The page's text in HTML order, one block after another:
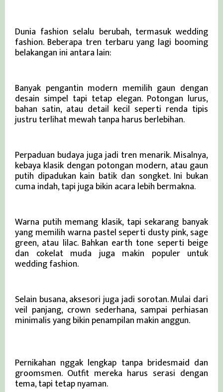
Dunia fashion selalu berubah, termasuk wedding
fashion. Beberapa tren terbaru yang lagi booming
belakangan ini antara lain:
Banyak pengantin modern memilih gaun dengan
desain simpel tapi tetap elegan. Potongan lurus,
bahan satin, atau detail kecil seperti renda tipis
justru terlihat mewah tanpa harus berlebihan.
Perpaduan budaya juga jadi tren menarik. Misalnya,
kebaya klasik dengan potongan modern, atau gaun
putih dipadukan kain batik dan songket. Ini bukan
cuma indah, tapi juga bikin acara lebih bermakna.
Warna putih memang klasik, tapi sekarang banyak
yang memilih warna pastel seperti dusty pink, sage
green, atau lilac. Bahkan earth tone seperti beige
dan cokelat muda juga makin populer untuk
wedding fashion.
Selain busana, aksesori juga jadi sorotan. Mulai dari
veil panjang, crown sederhana, sampai perhiasan
minimalis yang bikin penampilan makin anggun.
Pernikahan nggak lengkap tanpa bridesmaid dan
groomsmen. Outfit mereka harus serasi dengan
tema, tapi tetap nyaman.